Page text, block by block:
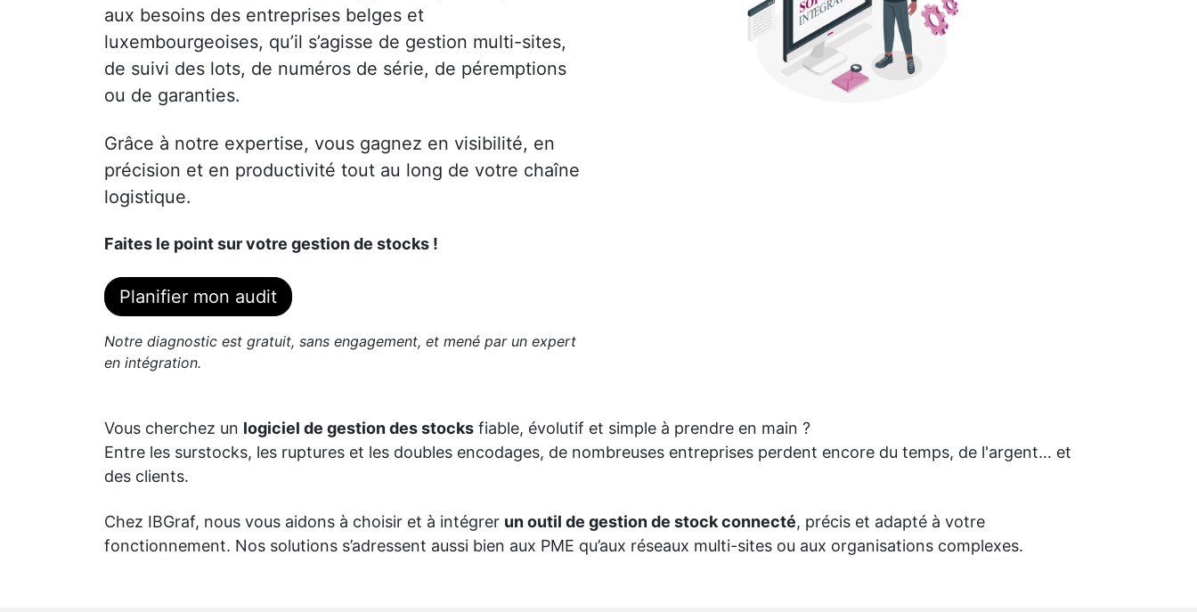
aux besoins des entreprises belges et
luxembourgeoises, qu’il s’agisse de gestion multi-sites,
de suivi des lots, de numéros de série, de péremptions
ou de garanties.
Grâce à notre expertise, vous gagnez en visibilité, en
précision et en productivité tout au long de votre chaîne
logistique.
Faites le point sur votre gestion de stocks !
Planifier mon audit
Notre diagnostic est gratuit, sans engagement, et mené par un expert
en intégration.
Vous cherchez un logiciel de gestion des stocks fiable, évolutif et simple à prendre en main ?
Entre les surstocks, les ruptures et les doubles encodages, de nombreuses entreprises perdent encore du temps, de l'argent… et
des clients.
Chez IBGraf, nous vous aidons à choisir et à intégrer un outil de gestion de stock connecté, précis et adapté à votre
fonctionnement. Nos solutions s’adressent aussi bien aux PME qu’aux réseaux multi-sites ou aux organisations complexes.